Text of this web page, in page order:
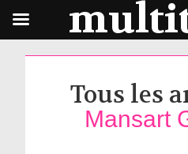
Tous les
Mansart